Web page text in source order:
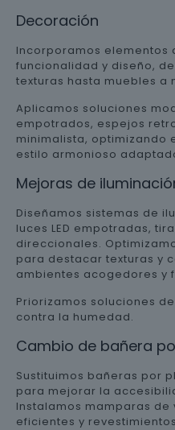
Decoración
Incorporamos elementos
funcionalidad y diseño,
texturas hasta muebles a
Aplicamos soluciones
empotrados, espejos
minimalista, optimizando
estilo armonioso
Mejoras de
Diseñamos sistemas de
luces LED empotradas,
direccionales.
para destacar texturas y
ambientes acogedores y
Priorizamos soluciones
contra la humedad.
Cambio de bañera
Sustituimos bañeras por
para mejorar la
Instalamos mamparas
eficientes y